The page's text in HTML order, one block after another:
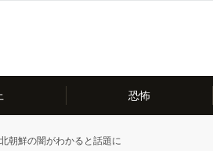
恐怖
朝鮮の闇がわかると話題に